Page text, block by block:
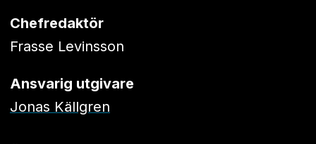
Chefredaktör
Frasse Levinsson
Ansvarig utgivare
Jonas Källgren